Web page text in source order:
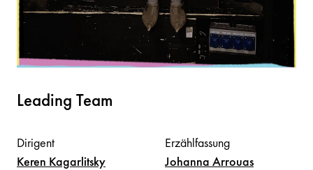
Leading Team
Dirigent
Keren Kagarlitsky
Erzählfassung
Johanna Arrouas